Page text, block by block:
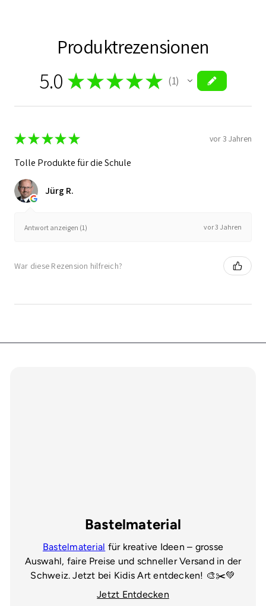
Produktrezensionen
5.0 ★★★★★ 1
★★ ★★★ vor 3 Jahren
Tolle Produkte für die Schule
Jürg R.
Antwort anzeigen (1) vor 3 Jahren
War diese Rezension hilfreich?
Bastelmaterial
Bastelmaterial für kreative Ideen – grosse
Auswahl, faire Preise und schneller Versand in der
Schweiz. Jetzt bei Kidis Art entdecken! 🎨✂️💚
Jetzt Entdecken